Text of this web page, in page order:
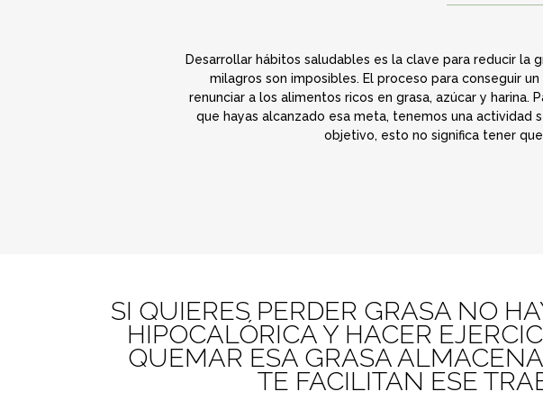
Desarrollar hábitos saludables es la clave para reducir la
milagros son imposibles. El proceso para conseguir
renunciar a los alimentos ricos en grasa, azúcar y
que hayas alcanzado esa meta, tenemos una actividad
objetivo, esto no significa tener
SI QUIERES PERDER GRASA NO
HIPOCALÓRICA Y HACER
QUEMAR ESA GRASA
TE FACILITAN ESE